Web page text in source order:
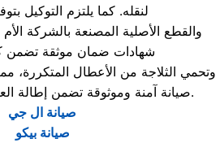
لنقله. كما يلتزم التوكيل
والقطع الأصلية المصنعة بالشركة الأم
شهادات ضمان موثقة تضمن
وتحمي الثلاجة من الأعطال المتكررة،
صيانة آمنة وموثوقة تضمن إطالة العمر الافتراضي للجهاز.
صيانة ال جي
صيانة بيكو